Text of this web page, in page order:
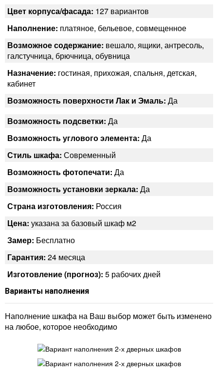
Цвет корпуса/фасада: 127 вариантов
Наполнение: платяное, бельевое, совмещенное
Возможное содержание: вешало, ящики, антресоль,
галстучница, брючница, обувница
Назначение: гостиная, прихожая, спальня, детская,
кабинет
Возможность поверхности Лак и Эмаль: Да
Возможность подсветки: Да
Возможность углового элемента: Да
Стиль шкафа: Современный
Возможность фотопечати: Да
Возможность установки зеркала: Да
Страна изготовления: Россия
Цена: указана за базовый шкаф м2
Замер: Бесплатно
Гарантия: 24 месяца
Изготовление (прогноз): 5 рабочих дней
Варианты наполнения
Наполнение шкафа на Ваш выбор может быть изменено
на любое, которое необходимо